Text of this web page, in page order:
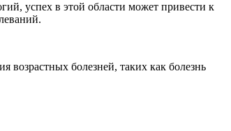
успех в этой области может привести к
болезней, таких как болезнь